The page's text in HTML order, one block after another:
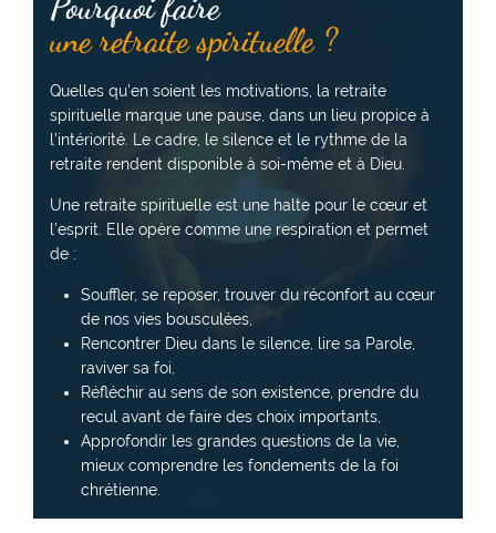
une retraite spirituelle ?
Quelles qu’en soient les motivations, la retraite
spirituelle marque une pause, dans un lieu propice à
l’intériorité. Le cadre, le silence et le rythme de la
retraite rendent disponible à soi-même et à Dieu.
Une retraite spirituelle est une halte pour le cœur et
l’esprit. Elle opère comme une respiration et permet
de :
Souffler, se reposer, trouver du réconfort au cœur
de nos vies bousculées,
Rencontrer Dieu dans le silence, lire sa Parole,
raviver sa foi,
Réfléchir au sens de son existence, prendre du
recul avant de faire des choix importants,
Approfondir les grandes questions de la vie,
mieux comprendre les fondements de la foi
chrétienne.